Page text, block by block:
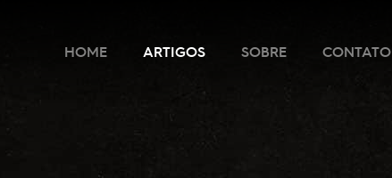
HOME ARTIGOS SOBRE CONTATO